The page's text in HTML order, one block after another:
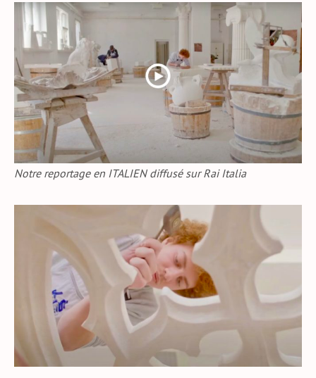
A
Y
T
T
T
I
G
S
E
R
U
L
L
S
C
Notre reportage en ITALIEN diffusé sur Rai Italia